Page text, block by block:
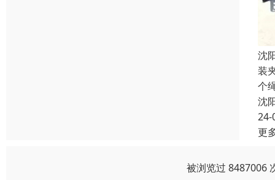
沈
装
个
沈
24-
更
被浏览过 8487006